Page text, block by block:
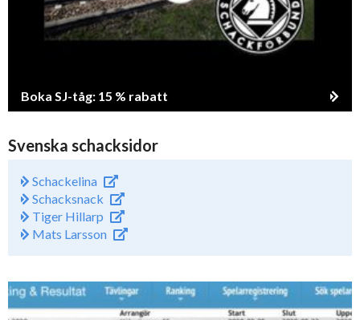
Boka SJ-tåg: 15 % rabatt
Svenska schacksidor
Schackelina
Schacksnack
Tiger Hillarp
Mats Larsson